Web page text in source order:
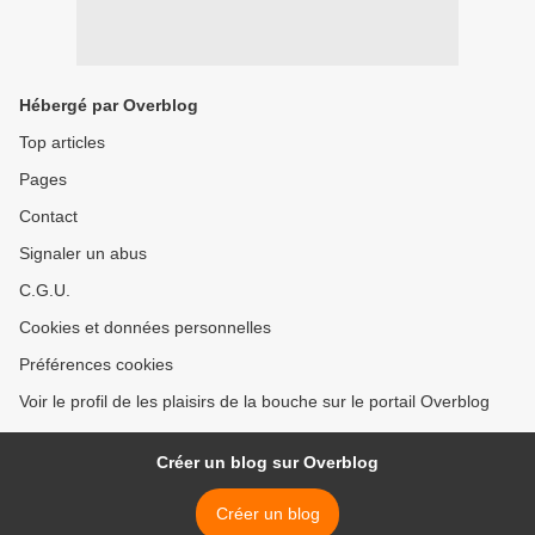
Hébergé par Overblog
Top articles
Pages
Contact
Signaler un abus
C.G.U.
Cookies et données personnelles
Préférences cookies
Voir le profil de les plaisirs de la bouche sur le portail Overblog
Créer un blog sur Overblog
Créer un blog